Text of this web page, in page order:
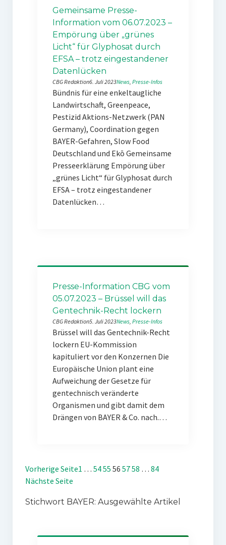
Gemeinsame Presse-
Information vom 06.07.2023 –
Empörung über „grünes
Licht“ für Glyphosat durch
EFSA – trotz eingestandener
Datenlücken
CBG Redaktion6. Juli 2023News, Presse-Infos
Bündnis für eine enkeltaugliche
Landwirtschaft, Greenpeace,
Pestizid Aktions-Netzwerk (PAN
Germany), Coordination gegen
BAYER-Gefahren, Slow Food
Deutschland und Ekō Gemeinsame
Presseerklärung Empörung über
„grünes Licht“ für Glyphosat durch
EFSA – trotz eingestandener
Datenlücken…
Presse-Information CBG vom
05.07.2023 – Brüssel will das
Gentechnik-Recht lockern
CBG Redaktion5. Juli 2023News, Presse-Infos
Brüssel will das Gentechnik-Recht
lockern EU-Kommission
kapituliert vor den Konzernen Die
Europäische Union plant eine
Aufweichung der Gesetze für
gentechnisch veränderte
Organismen und gibt damit dem
Drängen von BAYER & Co. nach.…
Vorherige Seite1 … 5455 56 5758 … 84
Nächste Seite
Stichwort BAYER: Ausgewählte Artikel